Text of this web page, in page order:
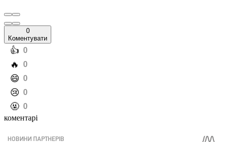
0
Коментувати
️👍 0
️🔥 0
️😄 0
️😢 0
️🤬 0
коментарі